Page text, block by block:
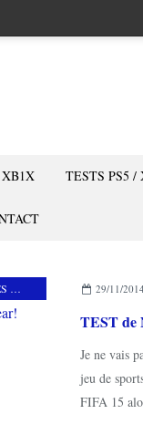
TESTS PS5 /
29/11/2014
Je ne vais
jeu de
FIFA 15